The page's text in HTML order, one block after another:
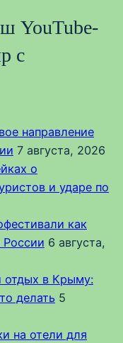
YouTube-
с
направление
7 августа, 2026
о
и ударе по
как
России 6 августа,
отдых в Крыму:
делать 5
на отели для